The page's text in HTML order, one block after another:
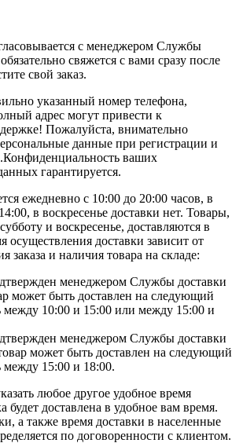
с менеджером Службы
свяжется с вами сразу после
свой заказ.
указанный номер телефона,
адрес могут привести к
Пожалуйста, внимательно
данные при регистрации и
ваших
гарантируется.
ежедневно с 10:00 до 20:00 часов, в
в воскресенье доставки нет. Товары,
и воскресенье, доставляются в
осуществления доставки зависит от
заказа и наличия товара на складе:
менеджером Службы доставки
может быть доставлен на следующий
между 10:00 и 15:00 или между 15:00 и
менеджером Службы доставки
может быть доставлен на следующий
между 15:00 и 18:00.
любое другое удобное время
будет доставлена в удобное вам время.
а также время доставки в населенные
по договоренности с клиентом.